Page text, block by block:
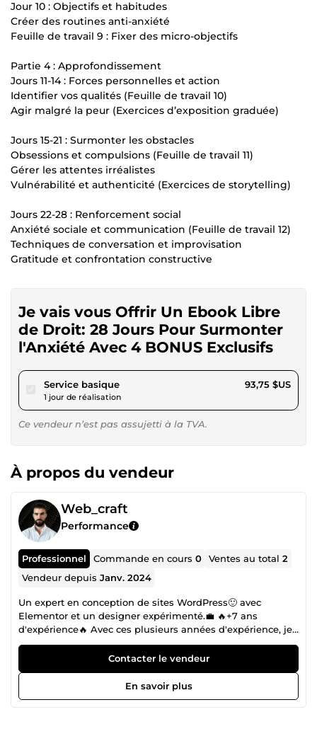
Jour 10 : Objectifs et habitudes
Créer des routines anti-anxiété
Feuille de travail 9 : Fixer des micro-objectifs
Partie 4 : Approfondissement
Jours 11-14 : Forces personnelles et action
Identifier vos qualités (Feuille de travail 10)
Agir malgré la peur (Exercices d’exposition graduée)
Jours 15-21 : Surmonter les obstacles
Obsessions et compulsions (Feuille de travail 11)
Gérer les attentes irréalistes
Vulnérabilité et authenticité (Exercices de storytelling)
Jours 22-28 : Renforcement social
Anxiété sociale et communication (Feuille de travail 12)
Techniques de conversation et improvisation
Gratitude et confrontation constructive
Je vais vous Offrir Un Ebook Libre
de Droit: 28 Jours Pour Surmonter
l'Anxiété Avec 4 BONUS Exclusifs
Service basiquepour 86,40 $US
1 jour de réalisation
93,75 $US
Ce vendeur n’est pas assujetti à la TVA.
À propos du vendeur
Web_craft
Performance
Professionnel Commande en cours0 Ventes au total2
Vendeur depuisJanv. 2024
Un expert en conception de sites WordPress🙂 avec
Elementor et un designer expérimenté.💼 🔥+7 ans
d'expérience🔥 Avec ces plusieurs années d'expérience, je
vous aide à atteindre vos objectifs en ligne en créant
divers types de sites web🖥️ : vitrines, landing pages, tunnel
de vente et e-commerce. 💡 SERVICES OFFERTS : ✅
Création de Sites Web Vitrine sous WordPress avec
Elementor ✅ Refonte des Sites Web WordPress avec
Contacter le vendeur
En savoir plus